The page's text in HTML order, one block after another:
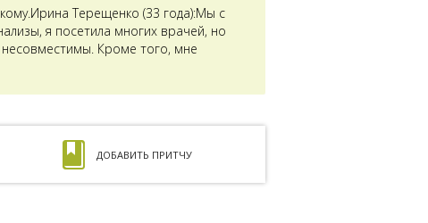
Терещенко (33 года):Мы с
я посетила многих врачей, но
Кроме того, мне
ДОБАВИТЬ ПРИТЧУ